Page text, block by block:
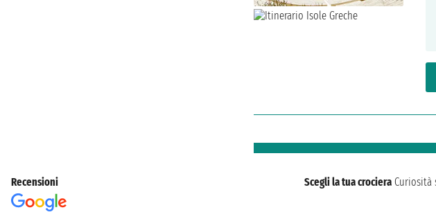
Recensioni Scegli la tua crociera Curiosità